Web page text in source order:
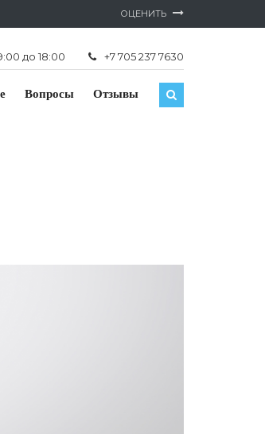
ОЦЕНИТЬ
до 18:00 +7 705 237 7630
Вопросы Отзывы